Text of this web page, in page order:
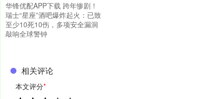
华锋优配APP下载 跨年惨剧！
瑞士“星座”酒吧爆炸起火：已致
至少10死10伤，多项安全漏洞
敲响全球警钟
相关评论
本文评分*